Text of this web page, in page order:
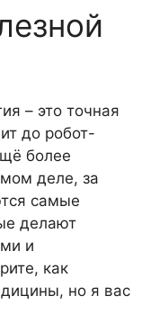
– это точная
до робот-
более
деле, за
самые
делают
и
как
но я вас